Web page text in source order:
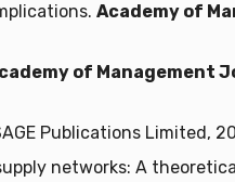
Academy of
of Management
Publications Limited,
networks: A